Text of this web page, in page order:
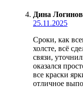
Дина
25.11.2025
Сроки, как
холсте, всё
связи,
оказался
все краски
отличное